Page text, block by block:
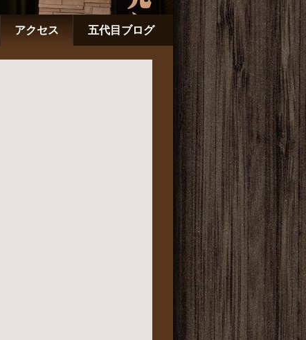
アクセス 五代目ブログ